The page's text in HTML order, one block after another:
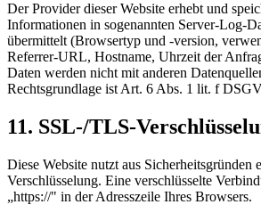
Der Provider dieser Website erhebt und
Informationen in sogenannten Server-Log-
übermittelt (Browsertyp und -version,
Referrer-URL, Hostname, Uhrzeit der
Daten werden nicht mit anderen
Rechtsgrundlage ist Art. 6 Abs. 1 lit. f
11. SSL-/TLS-
Diese Website nutzt aus Sicherheitsgründen
Verschlüsselung. Eine verschlüsselte
„https://" in der Adresszeile Ihres Browsers.